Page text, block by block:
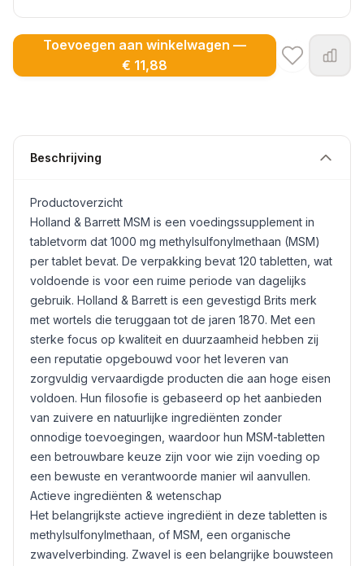
Toevoegen aan winkelwagen —
€ 11,88
Beschrijving
Productoverzicht
Holland & Barrett MSM is een voedingssupplement in
tabletvorm dat 1000 mg methylsulfonylmethaan (MSM)
per tablet bevat. De verpakking bevat 120 tabletten, wat
voldoende is voor een ruime periode van dagelijks
gebruik. Holland & Barrett is een gevestigd Brits merk
met wortels die teruggaan tot de jaren 1870. Met een
sterke focus op kwaliteit en duurzaamheid hebben zij
een reputatie opgebouwd voor het leveren van
zorgvuldig vervaardigde producten die aan hoge eisen
voldoen. Hun filosofie is gebaseerd op het aanbieden
van zuivere en natuurlijke ingrediënten zonder
onnodige toevoegingen, waardoor hun MSM-tabletten
een betrouwbare keuze zijn voor wie zijn voeding op
een bewuste en verantwoorde manier wil aanvullen.
Actieve ingrediënten & wetenschap
Het belangrijkste actieve ingrediënt in deze tabletten is
methylsulfonylmethaan, of MSM, een organische
zwavelverbinding. Zwavel is een belangrijke bouwsteen